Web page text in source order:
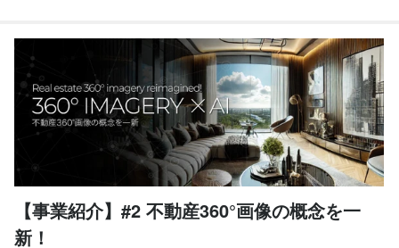
【事業紹介】#2 不動産360°画像の概念を一
新！